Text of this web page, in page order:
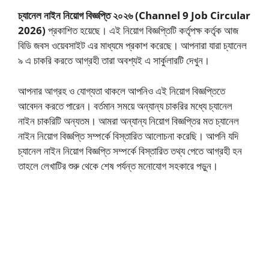
চ্যানেল নাইন নিয়োগ বিজ্ঞপ্তি ২০২৬ (Channel 9 Job Circular
2026) প্রকাশিত হয়েছে। এই নিয়োগ বিজ্ঞপ্তিটি কর্তৃপক্ষ কর্তৃক আজ
বিডি জবস ওয়েবসাইট এর মাধ্যমে প্রকাশ করেছে। আপনারা যারা চ্যানেল
৯ এ চাকরি করতে আগ্রহী তারা অবশ্যই এ সার্কুলারটি দেখুন।
আপনার আগ্রহ ও যোগ্যতা থাকলে আপনিও এই নিয়োগ বিজ্ঞপ্তিতে
আবেদন করতে পারেন। বর্তমান সময়ে অন্যান্য চাকরির মধ্যে চ্যানেল
নাইন চাকরিটি অন্যতম। আমরা অন্যান্য নিয়োগ বিজ্ঞপ্তির মত চ্যানেল
নাইন নিয়োগ বিজ্ঞপ্তি সম্পর্কে বিস্তারিত আলোচনা করেছি। আপনি যদি
চ্যানেল নাইন নিয়োগ বিজ্ঞপ্তি সম্পর্কে বিস্তারিত তথ্য পেতে আগ্রহী হন
তাহলে লেখাটির শুরু থেকে শেষ পর্যন্ত মনোযোগ সহকারে পড়ুন।